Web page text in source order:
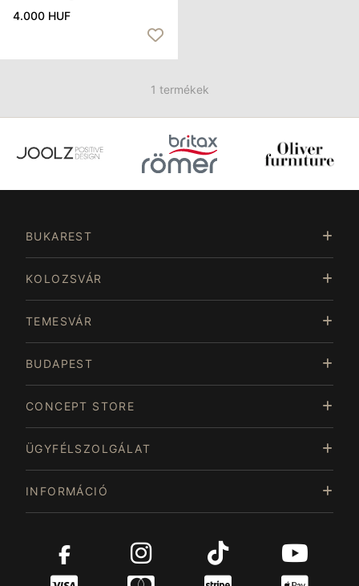
4.000 HUF
1 termékek
Item
BUKAREST
KOLOZSVÁR
TEMESVÁR
BUDAPEST
CONCEPT STORE
ÜGYFÉLSZOLGÁLAT
INFORMÁCIÓ